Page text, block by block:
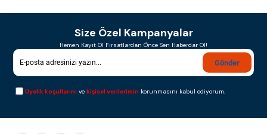
Size Özel Kampanyalar
Hemen Kayıt Ol Fırsatlardan Önce Sen Haberdar Ol!
Gönder
Üyelik koşullarını vekişisel verilerimin korunmasını kabul ediyorum.